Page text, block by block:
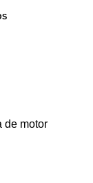
de motor